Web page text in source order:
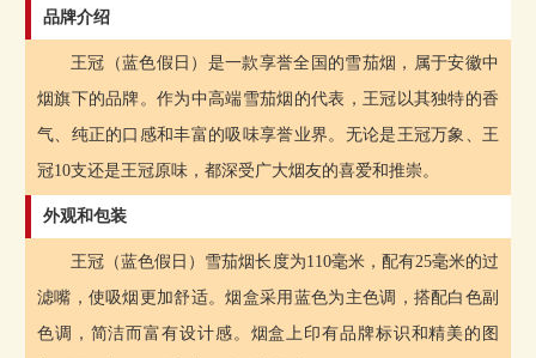
品牌介绍
王冠（蓝色假日）是一款享誉全国的雪茄烟，属于安徽中
烟旗下的品牌。作为中高端雪茄烟的代表，王冠以其独特的香
气、纯正的口感和丰富的吸味享誉业界。无论是王冠万象、王
冠10支还是王冠原味，都深受广大烟友的喜爱和推崇。
外观和包装
王冠（蓝色假日）雪茄烟长度为110毫米，配有25毫米的过
滤嘴，使吸烟更加舒适。烟盒采用蓝色为主色调，搭配白色副
色调，简洁而富有设计感。烟盒上印有品牌标识和精美的图